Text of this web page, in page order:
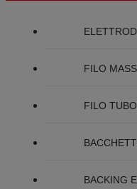
FILO
FILO
BACKING